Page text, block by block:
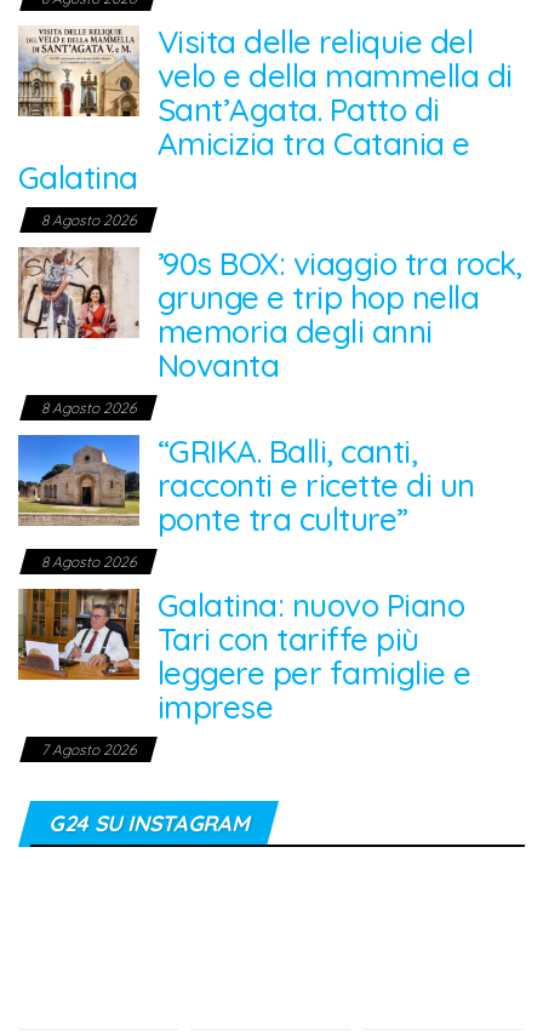
Visita delle reliquie del
velo e della mammella di
Sant’Agata. Patto di
Amicizia tra Catania e
Galatina
8 Agosto 2026
’90s BOX: viaggio tra rock,
grunge e trip hop nella
memoria degli anni
Novanta
8 Agosto 2026
“GRIKA. Balli, canti,
racconti e ricette di un
ponte tra culture”
8 Agosto 2026
Galatina: nuovo Piano
Tari con tariffe più
leggere per famiglie e
imprese
7 Agosto 2026
G24 SU INSTAGRAM